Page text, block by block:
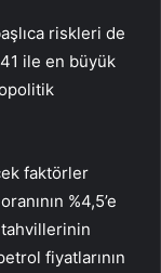
riskleri de
ile en büyük
faktörler
%4,5’e
tahvillerinin
fiyatlarının